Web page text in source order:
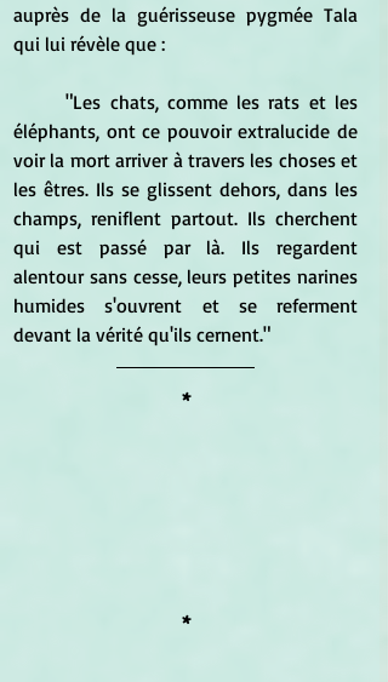
auprès de la guérisseuse pygmée Tala
qui lui révèle que :
	"Les chats, comme les rats et les
éléphants, ont ce pouvoir extralucide de
voir la mort arriver à travers les choses et
les êtres. Ils se glissent dehors, dans les
champs, reniflent partout. Ils cherchent
qui est passé par là. Ils regardent
alentour sans cesse, leurs petites narines
humides s'ouvrent et se referment
devant la vérité qu'ils cernent."
*
*